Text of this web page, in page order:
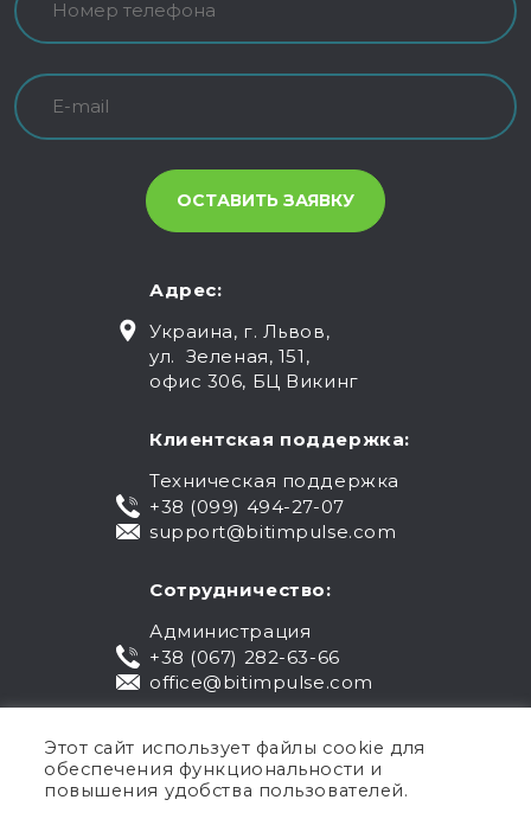
Адрес:
Украина, г. Львов,
ул. Зеленая, 151,
офис 306, БЦ Викинг
Клиентская поддержка:
Техническая поддержка
+38 (099) 494-27-07
support@bitimpulse.com
Сотрудничество:
Администрация
+38 (067) 282-63-66
office@bitimpulse.com
Этот сайт использует файлы cookie для
обеспечения функциональности и
повышения удобства пользователей.